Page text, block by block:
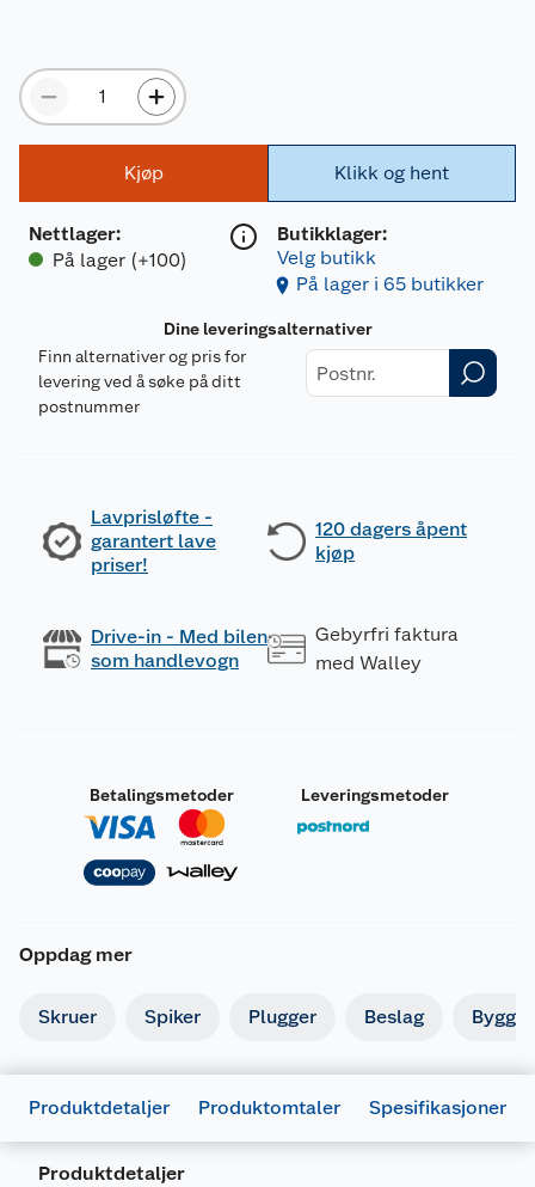
Kjøp
Nettlager:
På lager (+100)
Klikk og hent
Butikklager:
Velg butikk
På lager i 65 butikker
Dine leveringsalternativer
Finn alternativer og pris for
levering ved å søke på ditt
postnummer
Lavprisløfte -
garantert lave
priser!
120 dagers åpent
kjøp
Drive-in - Med bilen
som handlevogn
Gebyrfri faktura
med Walley
Betalingsmetoder Leveringsmetoder
Oppdag mer
Skruer Spiker Plugger Beslag
Produktdetaljer Produktomtaler Spesifikasjoner
Produktdetaljer